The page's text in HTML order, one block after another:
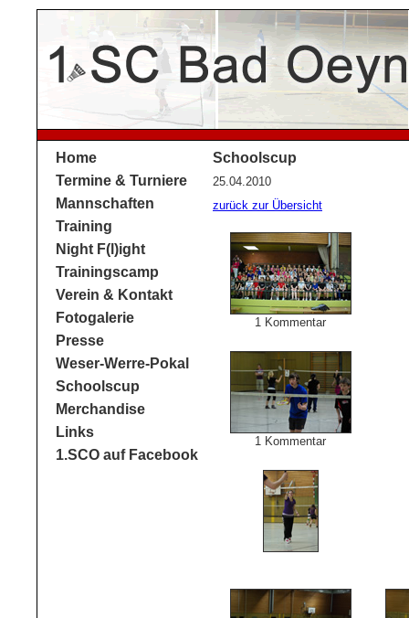
Home
Termine & Turniere
Mannschaften
Training
Night F(l)ight
Trainingscamp
Verein & Kontakt
Fotogalerie
Presse
Weser-Werre-Pokal
Schoolscup
Merchandise
Links
1.SCO auf Facebook
Schoolscup
25.04.2010
zurück zur Übersicht
1 Kommentar
1 Kommentar